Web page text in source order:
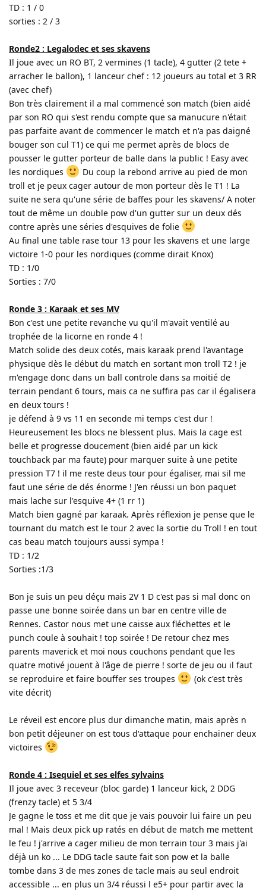
TD : 1 / 0
sorties : 2 / 3
Ronde2 : Legalodec et ses skavens
Il joue avec un RO BT, 2 vermines (1 tacle), 4 gutter (2 tete +
arracher le ballon), 1 lanceur chef : 12 joueurs au total et 3 RR
(avec chef)
Bon très clairement il a mal commencé son match (bien aidé
par son RO qui s'est rendu compte que sa manucure n'était
pas parfaite avant de commencer le match et n'a pas daigné
bouger son cul T1) ce qui me permet après de blocs de
pousser le gutter porteur de balle dans la public ! Easy avec
les nordiques
Du coup la rebond arrive au pied de mon
troll et je peux cager autour de mon porteur dès le T1 ! La
suite ne sera qu'une série de baffes pour les skavens/ A noter
tout de même un double pow d'un gutter sur un deux dés
contre après une séries d'esquives de folie
Au final une table rase tour 13 pour les skavens et une large
victoire 1-0 pour les nordiques (comme dirait Knox)
TD : 1/0
Sorties : 7/0
Ronde 3 : Karaak et ses MV
Bon c'est une petite revanche vu qu'il m'avait ventilé au
trophée de la licorne en ronde 4 !
Match solide des deux cotés, mais karaak prend l'avantage
physique dès le début du match en sortant mon troll T2 ! je
m'engage donc dans un ball controle dans sa moitié de
terrain pendant 6 tours, mais ca ne suffira pas car il égalisera
en deux tours !
je défend à 9 vs 11 en seconde mi temps c'est dur !
Heureusement les blocs ne blessent plus. Mais la cage est
belle et progresse doucement (bien aidé par un kick
touchback par ma faute) pour marquer suite à une petite
pression T7 ! il me reste deus tour pour égaliser, mai sil me
faut une série de dés énorme ! J'en réussi un bon paquet
mais lache sur l'esquive 4+ (1 rr 1)
Match bien gagné par karaak. Après réflexion je pense que le
tournant du match est le tour 2 avec la sortie du Troll ! en tout
cas beau match toujours aussi sympa !
TD : 1/2
Sorties :1/3
Bon je suis un peu déçu mais 2V 1 D c'est pas si mal donc on
passe une bonne soirée dans un bar en centre ville de
Rennes. Castor nous met une caisse aux fléchettes et le
punch coule à souhait ! top soirée ! De retour chez mes
parents maverick et moi nous couchons pendant que les
quatre motivé jouent à l'âge de pierre ! sorte de jeu ou il faut
se reproduire et faire bouffer ses troupes
(ok c'est très
vite décrit)
Le réveil est encore plus dur dimanche matin, mais après n
bon petit déjeuner on est tous d'attaque pour enchainer deux
victoires
Ronde 4 : Isequiel et ses elfes sylvains
Il joue avec 3 receveur (bloc garde) 1 lanceur kick, 2 DDG
(frenzy tacle) et 5 3/4
Je gagne le toss et me dit que je vais pouvoir lui faire un peu
mal ! Mais deux pick up ratés en début de match me mettent
le feu ! j'arrive a cager milieu de mon terrain tour 3 mais j'ai
déjà un ko ... Le DDG tacle saute fait son pow et la balle
tombe dans 3 de mes zones de tacle mais au seul endroit
accessible ... en plus un 3/4 réussi l e5+ pour partir avec la